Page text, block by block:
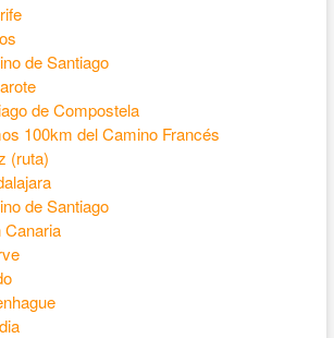
de Santiago
de Compostela
100km del Camino Francés
(ruta)
de Santiago
Canaria